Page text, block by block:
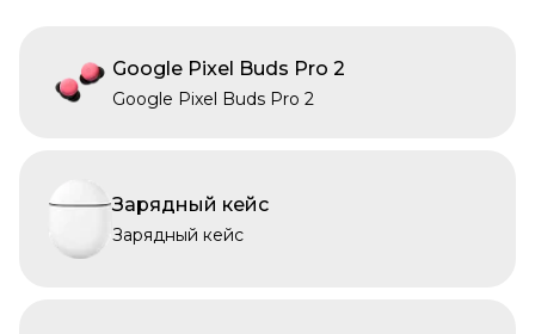
Google Pixel Buds Pro 2
Google Pixel Buds Pro 2
Зарядный кейс
Зарядный кейс